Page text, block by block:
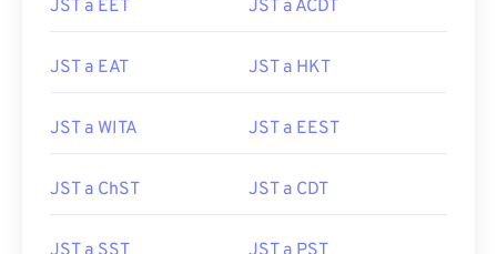
JST a EET JST a ACDT
JST a EAT JST a HKT
JST a WITA JST a EEST
JST a ChST JST a CDT